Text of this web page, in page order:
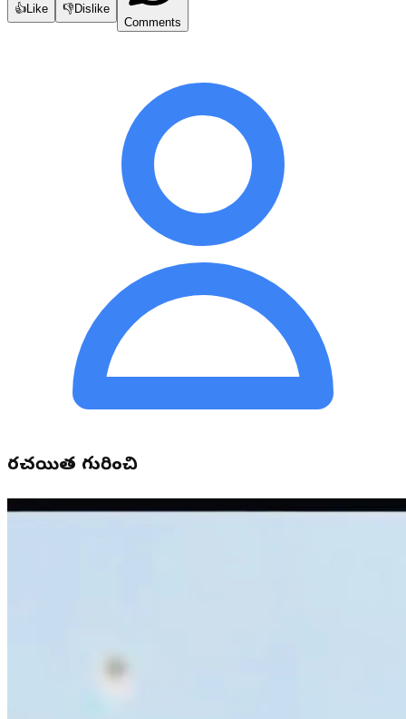
👍 Like 👎Dislike
Comments
రచయిత గురించి